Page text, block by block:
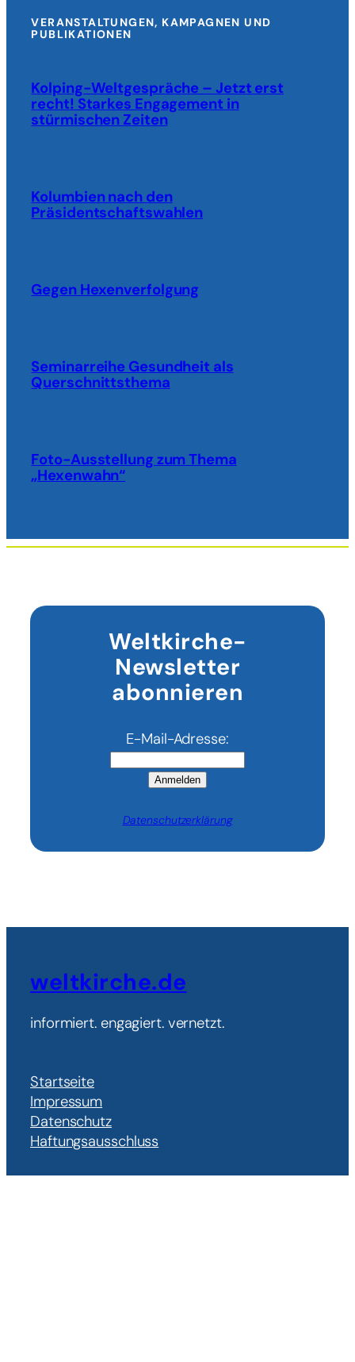
VERANSTALTUNGEN, KAMPAGNEN UND
PUBLIKATIONEN
Kolping-Weltgespräche – Jetzt erst
recht! Starkes Engagement in
stürmischen Zeiten
Kolumbien nach den
Präsidentschaftswahlen
Gegen Hexenverfolgung
Seminarreihe Gesundheit als
Querschnittsthema
Foto-Ausstellung zum Thema
„Hexenwahn“
Weltkirche-
Newsletter
abonnieren
E-Mail-Adresse:
Anmelden
Datenschutzerklärung
weltkirche.de
informiert. engagiert. vernetzt.
Startseite
Impressum
Datenschutz
Haftungsausschluss